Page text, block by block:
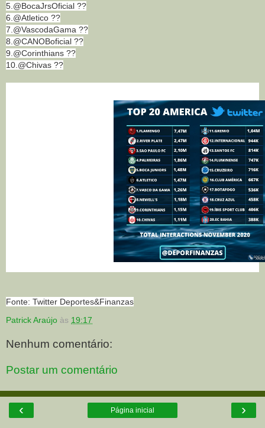
5.@BocaJrsOficial ??
6.@Atletico ??
7.@VascodaGama ??
8.@CANOBoficial ??
9.@Corinthians ??
10.@Chivas ??
Fonte: Twitter Deportes&Finanzas
Patrick Araújo às 19:17
Nenhum comentário:
Postar um comentário
‹ ›
Página inicial